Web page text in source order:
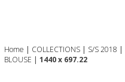
Home | COLLECTIONS | S/S 2018 |
BLOUSE | 1440 x 697.22